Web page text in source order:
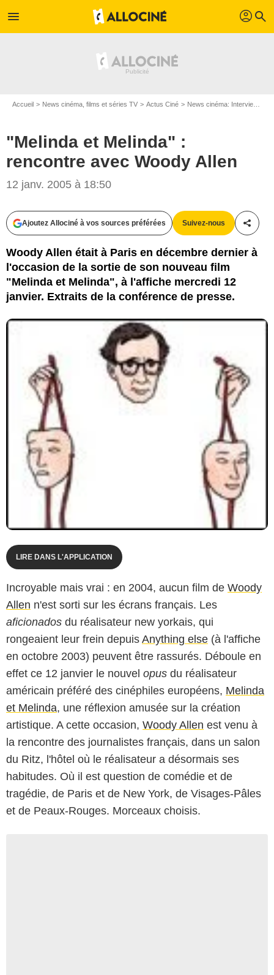
menu profil search
Accueil News cinéma, films et séries TV Actus Ciné News cinéma: Interviews
"Melinda et Melinda" :
rencontre avec Woody Allen
12 janv. 2005 à 18:50
Ajoutez Allociné à vos sources préférées Suivez-nous
Woody Allen était à Paris en décembre dernier à
l'occasion de la sortie de son nouveau film
"Melinda et Melinda", à l'affiche mercredi 12
janvier. Extraits de la conférence de presse.
LIRE DANS L'APPLICATION
Incroyable mais vrai : en 2004, aucun film de Woody
Allen n'est sorti sur les écrans français. Les
aficionados du réalisateur new yorkais, qui
rongeaient leur frein depuis Anything else (à l'affiche
en octobre 2003) peuvent être rassurés. Déboule en
effet ce 12 janvier le nouvel opus du réalisateur
américain préféré des cinéphiles européens, Melinda
et Melinda, une réflexion amusée sur la création
artistique. A cette occasion, Woody Allen est venu à
la rencontre des journalistes français, dans un salon
du Ritz, l'hôtel où le réalisateur a désormais ses
habitudes. Où il est question de comédie et de
tragédie, de Paris et de New York, de Visages-Pâles
et de Peaux-Rouges. Morceaux choisis.